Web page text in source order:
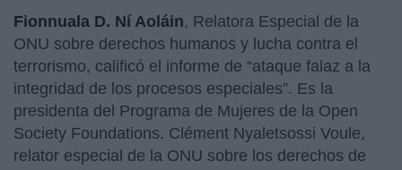
Fionnuala D. Ní Aoláin, Relatora Especial de la
ONU sobre derechos humanos y lucha contra el
terrorismo, calificó el informe de “ataque falaz a la
integridad de los procesos especiales”. Es la
presidenta del Programa de Mujeres de la Open
Society Foundations. Clément Nyaletsossi Voule,
relator especial de la ONU sobre los derechos de